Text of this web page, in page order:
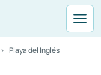
Playa del Inglés